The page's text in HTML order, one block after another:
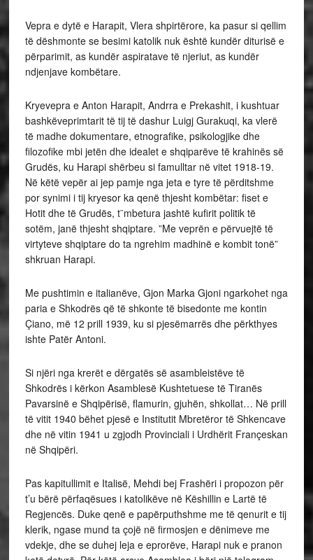
Vepra e dytë e Harapit, Vlera shpirtërore, ka pasur si qellim
të dëshmonte se besimi katolik nuk është kundër diturisë e
përparimit, as kundër aspiratave të njeriut, as kundër
ndjenjave kombëtare.
Kryevepra e Anton Harapit, Andrra e Prekashit, i kushtuar
bashkëveprimtarit të tij të dashur Luigj Gurakuqi, ka vlerë
të madhe dokumentare, etnografike, psikologjike dhe
filozofike mbi jetën dhe idealet e shqiparëve të krahinës së
Grudës, ku Harapi shërbeu si famulltar në vitet 1918-19.
Në këtë vepër ai jep pamje nga jeta e tyre të përditshme
por synimi i tij kryesor ka qenë thjesht kombëtar: fiset e
Hotit dhe të Grudës, t¨mbetura jashtë kufirit politik të
sotëm, janë thjesht shqiptare. ”Me veprën e përvuejtë të
virtyteve shqiptare do ta ngrehim madhinë e kombit tonë”
shkruan Harapi.
Me pushtimin e italianëve, Gjon Marka Gjoni ngarkohet nga
paria e Shkodrës që të shkonte të bisedonte me kontin
Çiano, më 12 prill 1939, ku si pjesëmarrës dhe përkthyes
ishte Patër Antoni.
Si njëri nga krerët e dërgatës së asambleistëve të
Shkodrës i kërkon Asamblesë Kushtetuese të Tiranës
Pavarsinë e Shqipërisë, flamurin, gjuhën, shkollat… Në prill
të vitit 1940 bëhet pjesë e Institutit Mbretëror të Shkencave
dhe në vitin 1941 u zgjodh Provinciali i Urdhërit Françeskan
në Shqipëri.
Pas kapitullimit e Italisë, Mehdi bej Frashëri i propozon për
t’u bërë përfaqësues i katolikëve në Këshillin e Lartë të
Regjencës. Duke qenë e papërputhshme me të qenurit e tij
klerik, ngase mund ta çojë në firmosjen e dënimeve me
vdekje, dhe se duhej leja e eprorëve, Harapi nuk e pranon